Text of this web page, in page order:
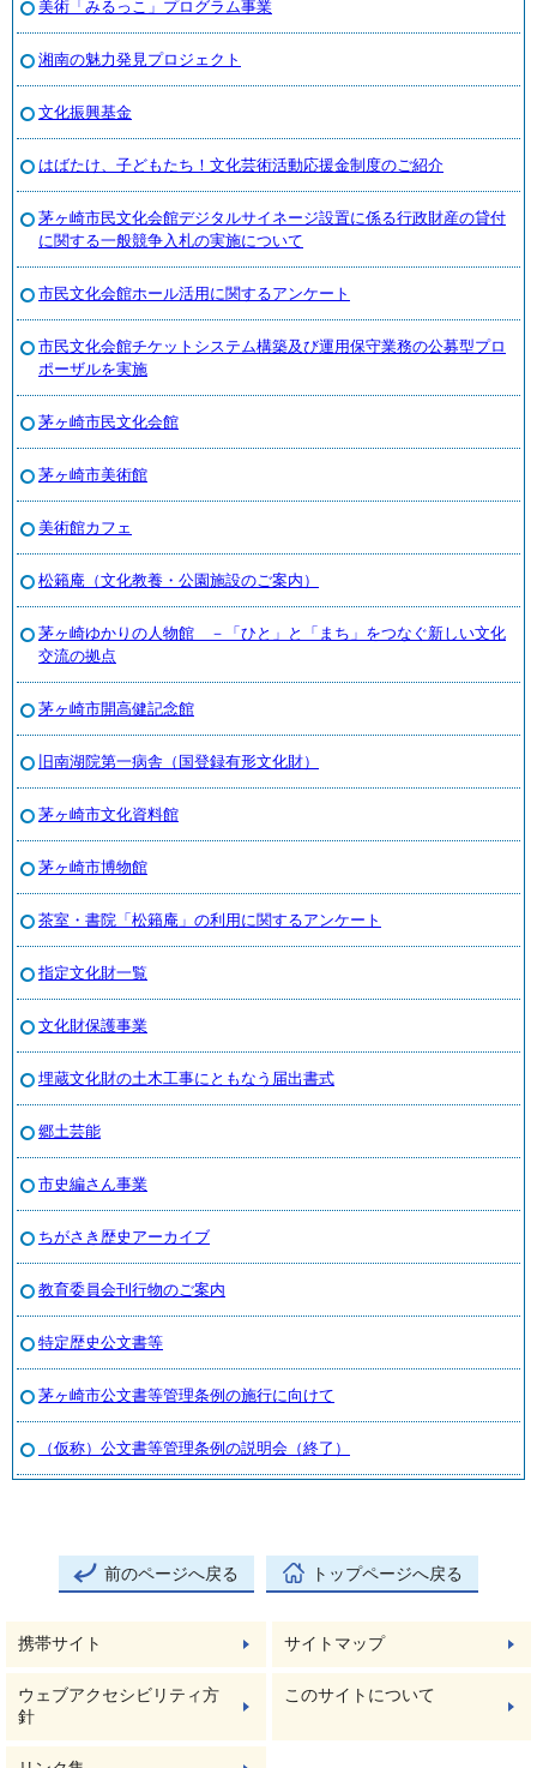
美術「みるっこ」プログラム事業
湘南の魅力発見プロジェクト
文化振興基金
はばたけ、子どもたち！文化芸術活動応援金制度のご紹介
茅ヶ崎市民文化会館デジタルサイネージ設置に係る行政財産の貸付
に関する一般競争入札の実施について
市民文化会館ホール活用に関するアンケート
市民文化会館チケットシステム構築及び運用保守業務の公募型プロ
ポーザルを実施
茅ヶ崎市民文化会館
茅ヶ崎市美術館
美術館カフェ
松籟庵（文化教養・公園施設のご案内）
茅ヶ崎ゆかりの人物館 －「ひと」と「まち」をつなぐ新しい文化
交流の拠点
茅ヶ崎市開高健記念館
旧南湖院第一病舎（国登録有形文化財）
茅ヶ崎市文化資料館
茅ヶ崎市博物館
茶室・書院「松籟庵」の利用に関するアンケート
指定文化財一覧
文化財保護事業
埋蔵文化財の土木工事にともなう届出書式
郷土芸能
市史編さん事業
ちがさき歴史アーカイブ
教育委員会刊行物のご案内
特定歴史公文書等
茅ヶ崎市公文書等管理条例の施行に向けて
（仮称）公文書等管理条例の説明会（終了）
前のページへ戻る トップページへ戻る
携帯サイト サイトマップ
ウェブアクセシビリティ方
針
このサイトについて